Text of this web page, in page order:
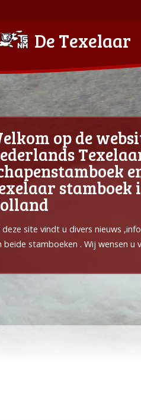
De Texelaar
op de
stamboek
deze site vindt u divers nieuws
beide stamboeken . Wij wensen u